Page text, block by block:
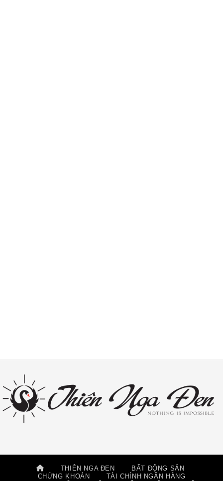
THIÊN NGA ĐEN
BẤT ĐỘNG SẢN
CHỨNG KHOÁN
TÀI CHÍNH NGÂN HÀNG